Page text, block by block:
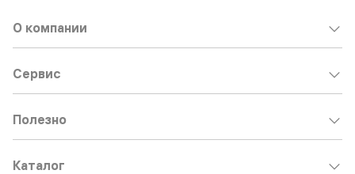
О компании
Сервис
Полезно
Каталог